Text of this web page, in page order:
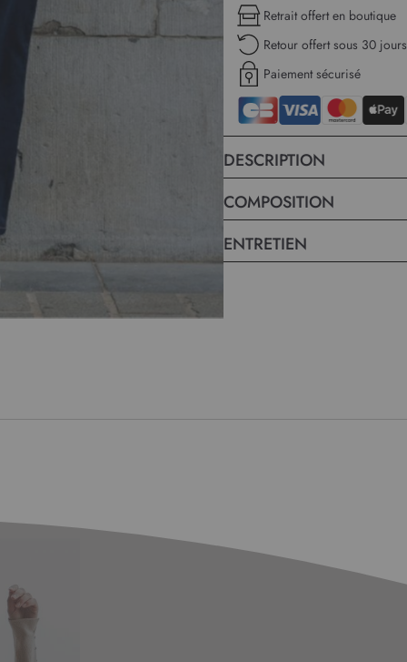
Retrait offert en boutique
Retour offert sous 30 jours
Paiement sécurisé
DESCRIPTION
COMPOSITION
ENTRETIEN